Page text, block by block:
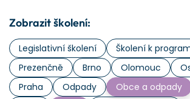
Zobrazit školení:
Legislativní školení Školení k
Prezenčně
Brno Olomouc
Praha
Odpady Obce a odpady